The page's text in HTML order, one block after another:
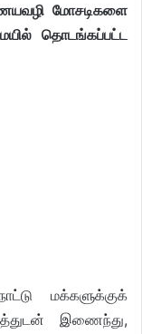
மோசடிகளை
தொடங்கப்பட்ட
மக்களுக்குக்
இணைந்து,